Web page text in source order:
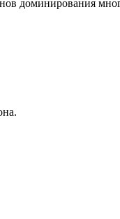
доминирования